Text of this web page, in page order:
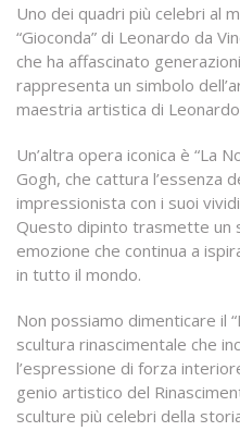
Uno dei quadri più celebri al
“Gioconda” di Leonardo da
che ha affascinato
rappresenta un simbolo
maestria artistica di
Un’altra opera iconica è “La
Gogh, che cattura l’essenza
impressionista con i suoi
Questo dipinto trasmette un
emozione che continua a
in tutto il mondo.
Non possiamo dimenticare il
scultura rinascimentale che
l’espressione di forza
genio artistico del
sculture più celebri della